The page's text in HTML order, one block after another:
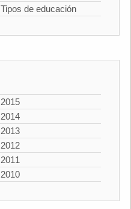
Tipos de educación
2015
2014
2013
2012
2011
2010